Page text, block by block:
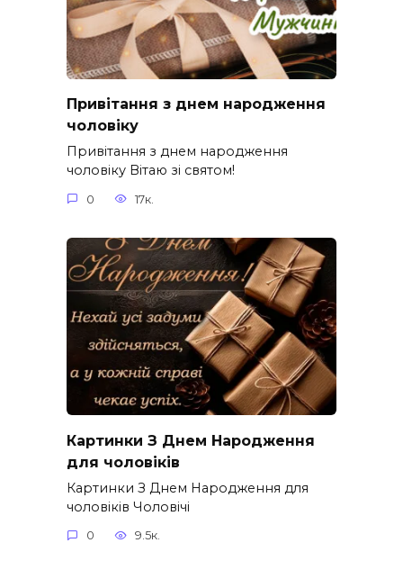
Привітання з днем народження
чоловіку
Привітання з днем народження
чоловіку Вітаю зі святом!
0 17к.
Картинки З Днем Народження
для чоловіків​
Картинки З Днем Народження для
чоловіків​ Чоловічі
0 9.5к.